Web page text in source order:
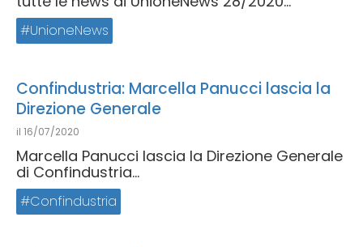
UnioneNews
Confindustria: Marcella Panucci lascia la
Direzione Generale
il 16/07/2020
Marcella Panucci lascia la Direzione Generale
di Confindustria...
Confindustria